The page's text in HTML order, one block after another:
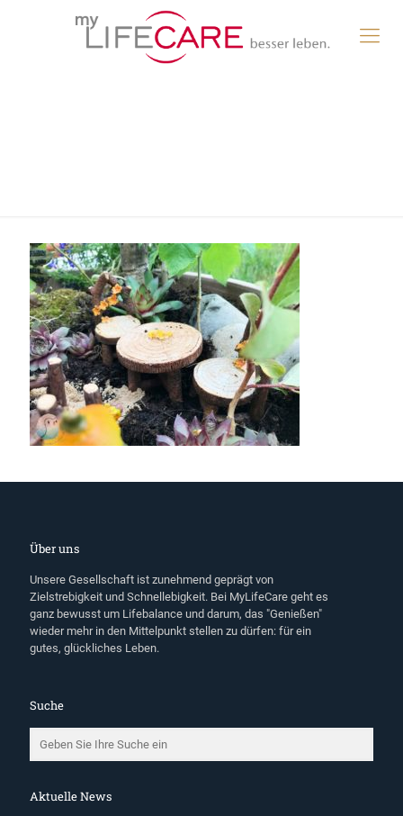
Über uns
Unsere Gesellschaft ist zunehmend geprägt von
Zielstrebigkeit und Schnellebigkeit. Bei MyLifeCare geht es
ganz bewusst um Lifebalance und darum, das "Genießen"
wieder mehr in den Mittelpunkt stellen zu dürfen: für ein
gutes, glückliches Leben.
Suche
Aktuelle News